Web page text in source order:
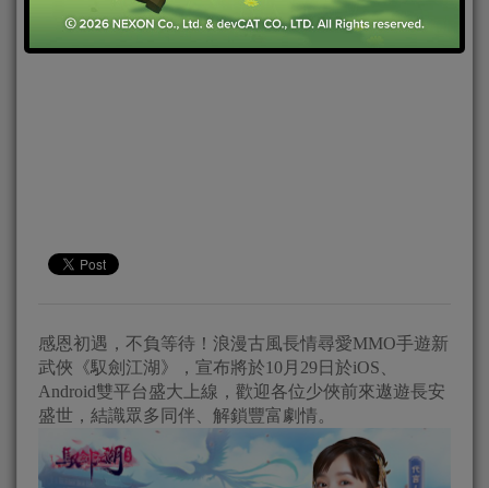
感恩初遇，不負等待！浪漫古風長情尋愛MMO手遊新
武俠《馭劍江湖》，宣布將於10月29日於iOS、
Android雙平台盛大上線，歡迎各位少俠前來遨遊長安
盛世，結識眾多同伴、解鎖豐富劇情。